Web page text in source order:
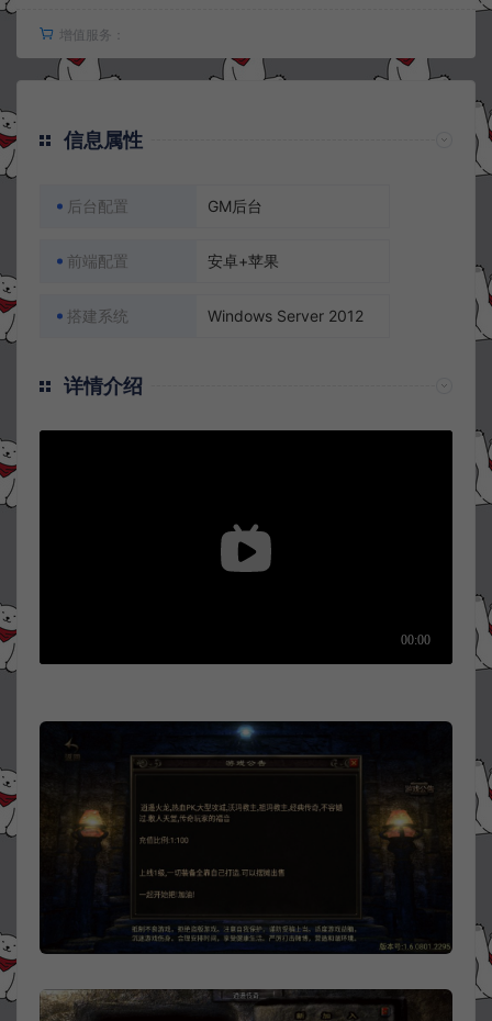
增值服务：
信息属性
后台配置 GM后台
前端配置 安卓+苹果
搭建系统 Windows Server 2012
详情介绍